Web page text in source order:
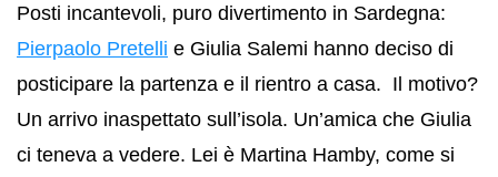
Posti incantevoli, puro divertimento in Sardegna:
Pierpaolo Pretelli e Giulia Salemi hanno deciso di
posticipare la partenza e il rientro a casa. Il motivo?
Un arrivo inaspettato sull’isola. Un’amica che Giulia
ci teneva a vedere. Lei è Martina Hamby, come si